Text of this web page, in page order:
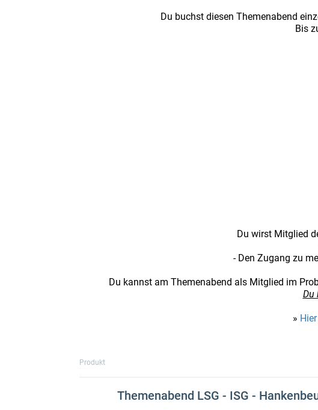
Du buchst diesen Themenabend
Bis
Du wirst Mitglied
- Den Zugang zu
Du kannst am Themenabend als Mitglied im
Du
»
Produkt
Themenabend LSG - ISG -